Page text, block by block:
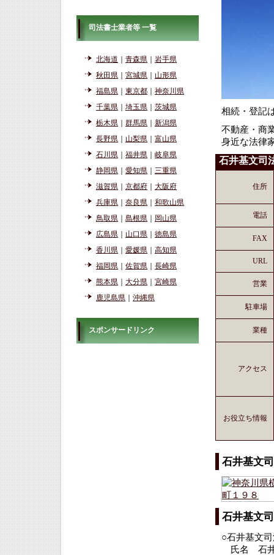
相続・登記
不動産・商
身近な法律
石井基文司
住所
電話
FAX
URL
営業
駐車場
業種
アクセス
お役立ち情報
石井基文
石井基文
○石井基文
氏名 石
司法書士業者等 一覧
北海道 青森県
岩手県
秋田県
宮城県
山形県
福島県
東京都
神奈川県
千葉県
埼玉県
茨城県
栃木県
群馬県
新潟県
長野県
山梨県
富山県
石川県
福井県
岐阜県
静岡県
愛知県
三重県
滋賀県
京都府
大阪府
兵庫県
奈良県
和歌山県
鳥取県
島根県
岡山県
広島県
山口県
徳島県
香川県
愛媛県
高知県
福岡県
佐賀県
長崎県
熊本県
大分県
宮崎県
鹿児島県
沖縄県
スポンサードリンク